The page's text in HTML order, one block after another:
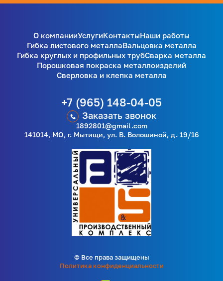
О компанииУслугиКонтактыНаши работы
Гибка листового металлаВальцовка металла
Гибка круглых и профильных трубСварка металла
Порошковая покраска металлоизделий
Сверловка и клепка металла
+7 (965) 148-04-05
Заказать звонок
1892801@gmail.com
141014, МО, г. Мытищи, ул. В. Волошиной, д. 19/16
© Все права защищены
Политика конфиденциальности